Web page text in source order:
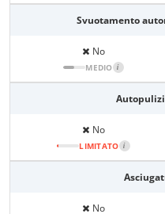
Svuotamento
No
MEDIO i
No
LIMITATO i
No